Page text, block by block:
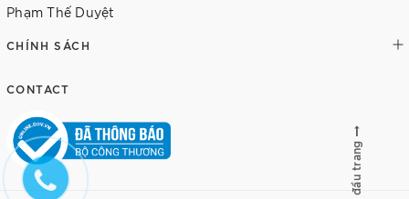
Phạm Thế Duyệt
CHÍNH SÁCH
CONTACT
Lên đầu trang